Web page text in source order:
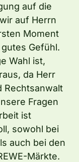
auf die
auf Herrn
Moment
Gefühl.
Wahl ist,
da Herr
Rechtsanwalt
Fragen
ist
sowohl bei
auch bei den
Märkte.
wir in
und
gesamten
vom
betreut.
die gute
genauso
echter
Art und
aus- und
Lösungs-
aufgezeigt
war
mir Tobias
ein echter
der Wahl der
auch bei
wurde mir
allem der